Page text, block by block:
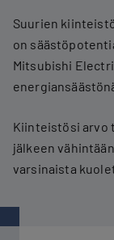
Suurien
on
Mitsubishi
Kiinteistösi arvo
jälkeen
varsinaista